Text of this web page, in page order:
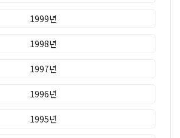
1999년
1998년
1997년
1996년
1995년